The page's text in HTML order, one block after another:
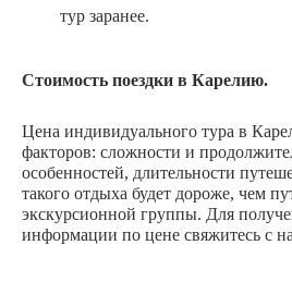
тур заранее.
Стоимость поездки в Карелию.
Цена индивидуального тура в
факторов: сложности и
особенностей, длительности
такого отдыха будет дороже, чем
экскурсионной группы. Для
информации по цене свяжитесь с